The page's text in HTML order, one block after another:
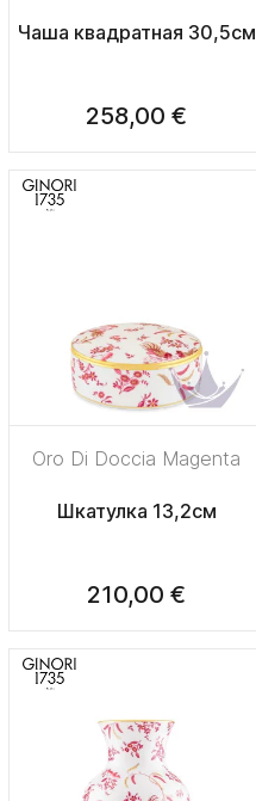
Чаша квадратная 30,5см
258,00 €
Oro Di Doccia Magenta
Шкатулка 13,2см
210,00 €